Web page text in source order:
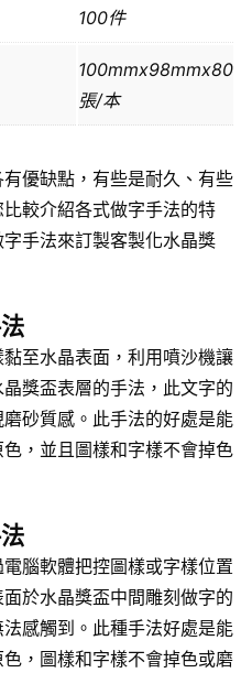
100件
100mmx98mmx80
張/本
優缺點，有些是耐久、有些
較介紹各式做字手法的特
手法來訂製客製化水晶獎
至水晶表面，利用噴沙機讓
獎盃表層的手法，此文字的
砂質感。此手法的好處是能
，並且圖樣和字樣不會掉色
腦軟體把控圖樣或字樣位置
於水晶獎盃中間雕刻做字的
感觸到。此種手法好處是能
，圖樣和字樣不會掉色或磨